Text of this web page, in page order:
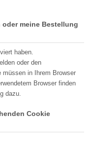
meine Bestellung
haben.
oder den
müssen in Ihrem Browser
Browser finden
dazu.
Cookie